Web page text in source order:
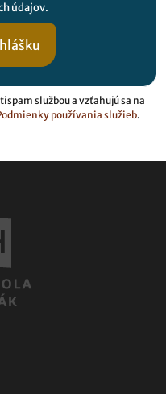
údajov.
službou a vzťahujú sa na
používania služieb.